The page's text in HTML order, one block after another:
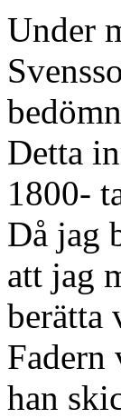
Under
Detta
1800-
Då jag
att jag
berätta
Fadern
han